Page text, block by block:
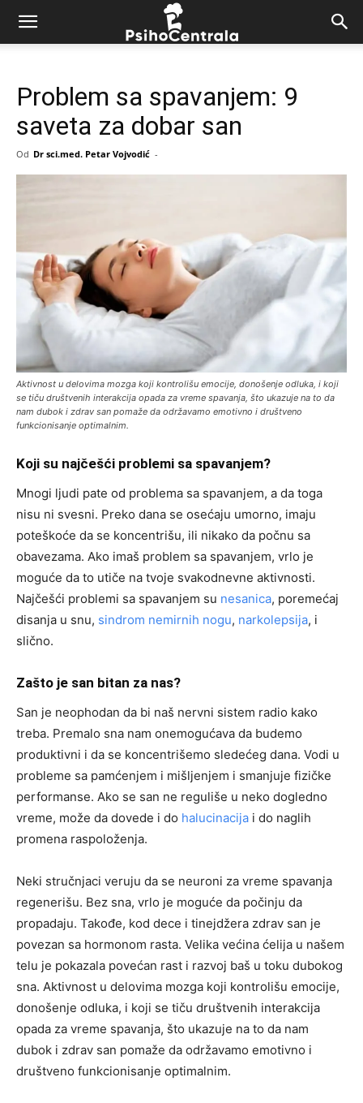
Problem sa spavanjem: 9
saveta za dobar san
Od Dr sci.med. Petar Vojvodić -
Aktivnost u delovima mozga koji kontrolišu emocije, donošenje odluka, i koji
se tiču društvenih interakcija opada za vreme spavanja, što ukazuje na to da
nam dubok i zdrav san pomaže da održavamo emotivno i društveno
funkcionisanje optimalnim.
Koji su najčešći problemi sa spavanjem?
Mnogi ljudi pate od problema sa spavanjem, a da toga
nisu ni svesni. Preko dana se osećaju umorno, imaju
poteškoće da se koncentrišu, ili nikako da počnu sa
obavezama. Ako imaš problem sa spavanjem, vrlo je
moguće da to utiče na tvoje svakodnevne aktivnosti.
Najčešći problemi sa spavanjem su nesanica, poremećaj
disanja u snu, sindrom nemirnih nogu, narkolepsija, i
slično.
Zašto je san bitan za nas?
San je neophodan da bi naš nervni sistem radio kako
treba. Premalo sna nam onemogućava da budemo
produktivni i da se koncentrišemo sledećeg dana. Vodi u
probleme sa pamćenjem i mišljenjem i smanjuje fizičke
performanse. Ako se san ne reguliše u neko dogledno
vreme, može da dovede i do halucinacija i do naglih
promena raspoloženja.
Neki stručnjaci veruju da se neuroni za vreme spavanja
regenerišu. Bez sna, vrlo je moguće da počinju da
propadaju. Takođe, kod dece i tinejdžera zdrav san je
povezan sa hormonom rasta. Velika većina ćelija u našem
telu je pokazala povećan rast i razvoj baš u toku dubokog
sna. Aktivnost u delovima mozga koji kontrolišu emocije,
donošenje odluka, i koji se tiču društvenih interakcija
opada za vreme spavanja, što ukazuje na to da nam
dubok i zdrav san pomaže da održavamo emotivno i
društveno funkcionisanje optimalnim.